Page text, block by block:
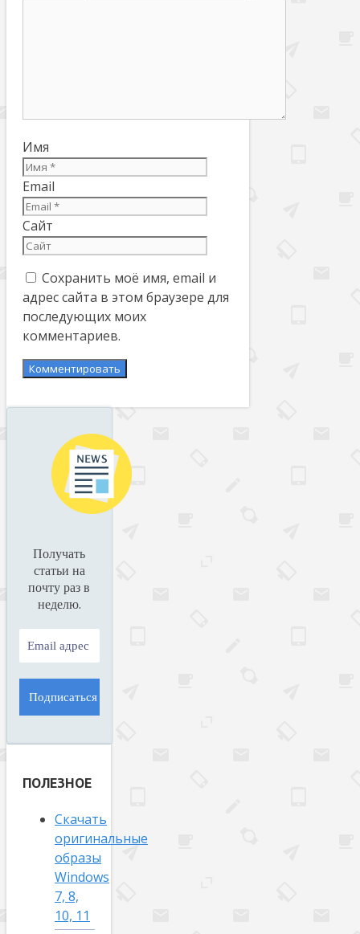
Имя
Email
Сайт
Сохранить моё имя, email и
адрес сайта в этом браузере для
последующих моих
комментариев.
Получать
статьи на
почту раз в
неделю.
ПОЛЕЗНОЕ
Скачать
оригинальные
образы
Windows
7, 8,
10, 11